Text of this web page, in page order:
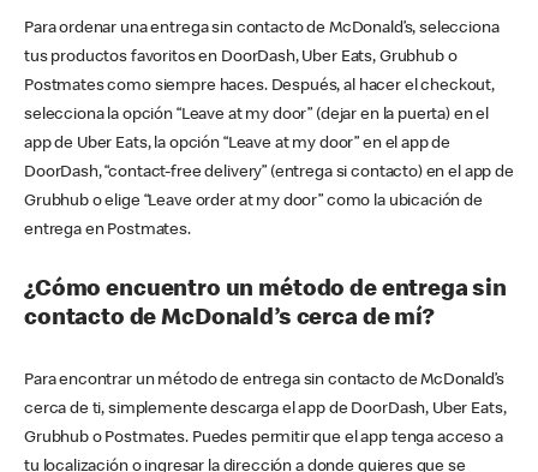
Para ordenar una entrega sin contacto de McDonald’s, selecciona
tus productos favoritos en DoorDash, Uber Eats, Grubhub o
Postmates como siempre haces. Después, al hacer el checkout,
selecciona la opción “Leave at my door” (dejar en la puerta) en el
app de Uber Eats, la opción “Leave at my door” en el app de
DoorDash, “contact-free delivery” (entrega si contacto) en el app de
Grubhub o elige “Leave order at my door” como la ubicación de
entrega en Postmates.
¿Cómo encuentro un método de entrega sin
contacto de McDonald’s cerca de mí?
Para encontrar un método de entrega sin contacto de McDonald’s
cerca de ti, simplemente descarga el app de DoorDash, Uber Eats,
Grubhub o Postmates. Puedes permitir que el app tenga acceso a
tu localización o ingresar la dirección a donde quieres que se